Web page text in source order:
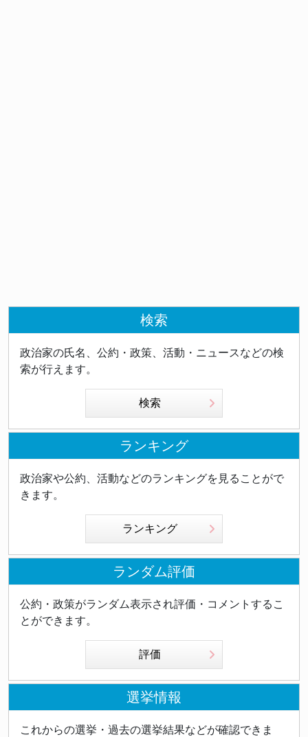
検索
政治家の氏名、公約・政策、活動・ニュースなどの検
索が行えます。
検索
ランキング
政治家や公約、活動などのランキングを見ることがで
きます。
ランキング
ランダム評価
公約・政策がランダム表示され評価・コメントするこ
とができます。
評価
選挙情報
これからの選挙・過去の選挙結果などが確認できま